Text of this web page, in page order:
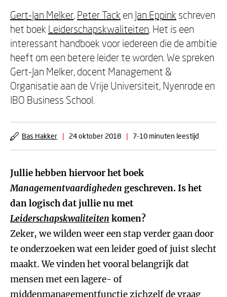
Gert-Jan Melker, Peter Tack en Jan Eppink schreven
het boek Leiderschapskwaliteiten. Het is een
interessant handboek voor iedereen die de ambitie
heeft om een betere leider te worden. We spreken
Gert-Jan Melker, docent Management &
Organisatie aan de Vrije Universiteit, Nyenrode en
IBO Business School.
Bas Hakker | 24 oktober 2018 | 7-10 minuten leestijd
Jullie hebben hiervoor het boek
Managementvaardigheden geschreven. Is het
dan logisch dat jullie nu met
Leiderschapskwaliteiten komen?
Zeker, we wilden weer een stap verder gaan door
te onderzoeken wat een leider goed of juist slecht
maakt. We vinden het vooral belangrijk dat
mensen met een lagere- of
middenmanagementfunctie zichzelf de vraag